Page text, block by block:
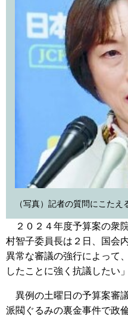
（写真）記者の質問にこた
２０２４年度予算案の衆
村智子委員長は２日、国会
異常な審議の強行によって
したことに強く抗議したい
異例の土曜日の予算案審
派閥ぐるみの裏金事件で政